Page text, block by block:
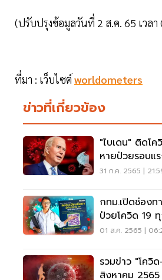
(ปรับปรุงข้อมูลวันที่ 2 ส.ค. 65 เวลา
ที่มา : เว็บไซต์ worldometers
ข่าวที่เกี่ยวข้อง
"ไบเดน" ติดโ
หายป่วยรอบแ
31 ก.ค. 2565 |
กทม.เปิดช่องท
ป่วยโควิด 19
เลย
01 ส.ค. 2565 |
รวมข่าว "โควิ
สิงหาคม